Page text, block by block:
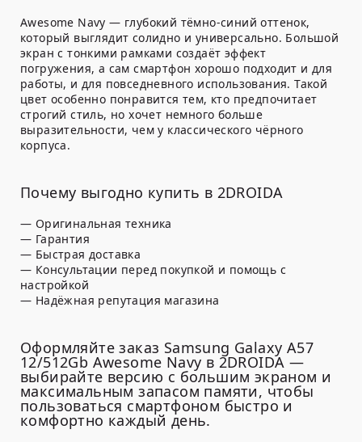
Awesome Navy — глубокий тёмно-синий оттенок,
который выглядит солидно и универсально. Большой
экран с тонкими рамками создаёт эффект
погружения, а сам смартфон хорошо подходит и для
работы, и для повседневного использования. Такой
цвет особенно понравится тем, кто предпочитает
строгий стиль, но хочет немного больше
выразительности, чем у классического чёрного
корпуса.
Почему выгодно купить в 2DROIDA
— Оригинальная техника
— Гарантия
— Быстрая доставка
— Консультации перед покупкой и помощь с
настройкой
— Надёжная репутация магазина
Оформляйте заказ Samsung Galaxy A57
12/512Gb Awesome Navy в 2DROIDA —
выбирайте версию с большим экраном и
максимальным запасом памяти, чтобы
пользоваться смартфоном быстро и
комфортно каждый день.